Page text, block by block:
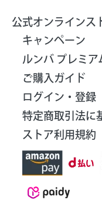
公式オンラインス
キャンペーン
ルンバ プレミア
ご購入ガイド
ログイン・登録
特定商取引法に
ストア利用規約